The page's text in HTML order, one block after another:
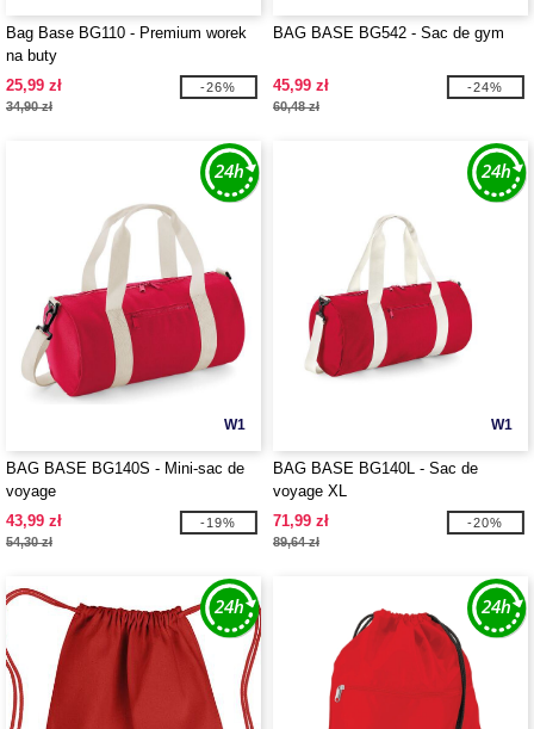
Bag Base BG110 - Premium worek
na buty
25,99 zł
34,90 zł
-26%
BAG BASE BG542 - Sac de gym
45,99 zł
60,48 zł
-24%
W1
BAG BASE BG140S - Mini-sac de
voyage
43,99 zł
54,30 zł
-19%
W1
BAG BASE BG140L - Sac de
voyage XL
71,99 zł
89,64 zł
-20%